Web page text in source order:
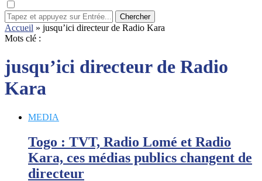
Chercher
Accueil » jusqu’ici directeur de Radio Kara
Mots clé :
jusqu’ici directeur de Radio
Kara
MEDIA
Togo : TVT, Radio Lomé et Radio
Kara, ces médias publics changent de
directeur